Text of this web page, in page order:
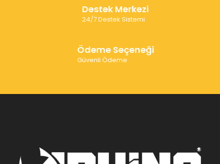
Destek Merkezi
24/7 Destek Sistemi
Ödeme Seçeneği
Güvenli Ödeme